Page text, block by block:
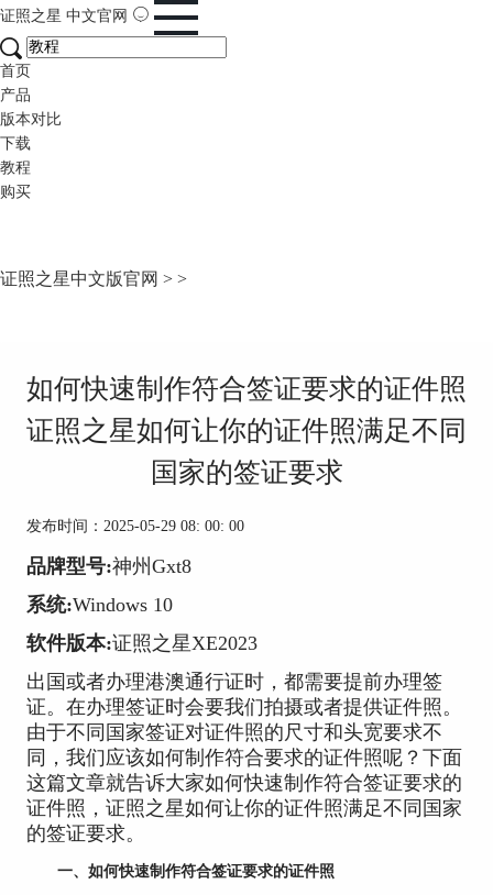
证照之星 中文官网
首页
产品
版本对比
下载
教程
购买
证照之星中文版官网 > >
如何快速制作符合签证要求的证件照
证照之星如何让你的证件照满足不同
国家的签证要求
发布时间：2025-05-29 08: 00: 00
品牌型号:神州Gxt8
系统:Windows 10
软件版本:证照之星XE2023
出国或者办理港澳通行证时，都需要提前办理签
证。在办理签证时会要我们拍摄或者提供证件照。
由于不同国家签证对证件照的尺寸和头宽要求不
同，我们应该如何制作符合要求的证件照呢？下面
这篇文章就告诉大家如何快速制作符合签证要求的
证件照，证照之星如何让你的证件照满足不同国家
的签证要求。
一、如何快速制作符合签证要求的证件照